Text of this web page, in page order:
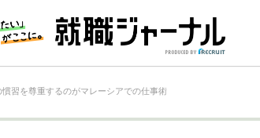
慣習を尊重するのがマレーシアでの仕事術